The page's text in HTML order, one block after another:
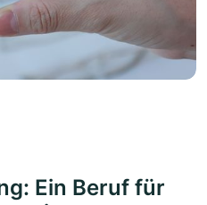
Ein Beruf für